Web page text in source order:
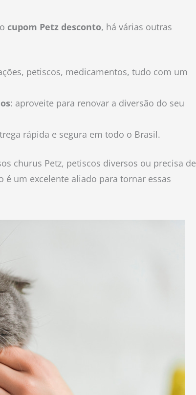
cupom Petz desconto, há várias outras
petiscos, medicamentos, tudo com um
: aproveite para renovar a diversão do seu
rápida e segura em todo o Brasil.
churus Petz, petiscos diversos ou precisa de
é um excelente aliado para tornar essas